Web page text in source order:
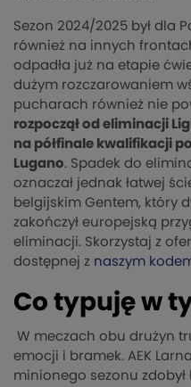
Sezon 2024/2025 był dla
również na innych
odpadła już na etapie
dużym rozczarowaniem
pucharach również nie
rozpoczął od eliminacji
na półfinale kwalifikacji
Lugano. Spadek do
oznaczał jednak łatwej
belgijskim Gentem, który
zakończył europejską
eliminacji. Skorzystaj z
dostępnej z naszym
Co typuję w
W meczach obu drużyn
emocji i bramek. AEK
minionego sezonu zdobył